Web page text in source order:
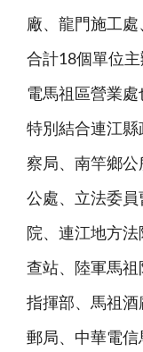
廠、龍門施工處
合計18個單位
電馬祖區營業處
特別結合連江
察局、南竿鄉
公處、立法委
院、連江地方
查站、陸軍馬
指揮部、馬祖酒
郵局、中華電